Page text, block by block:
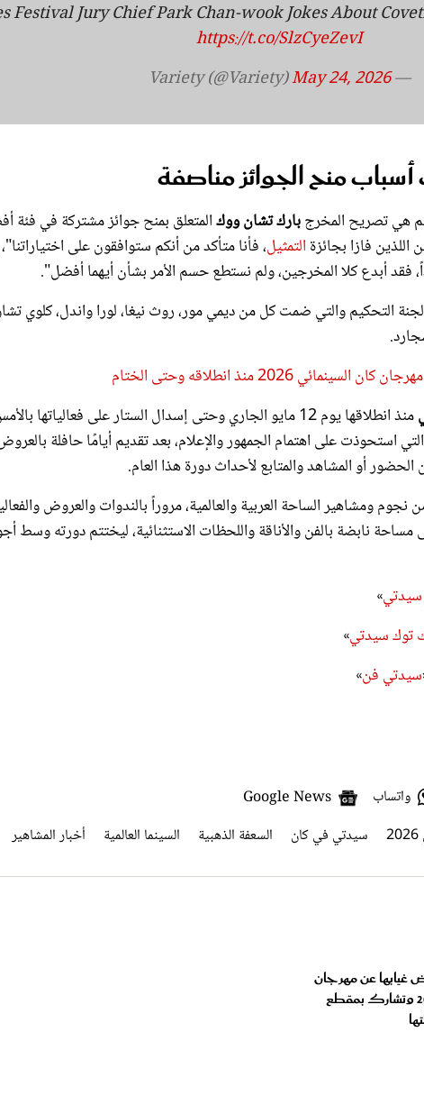
Festival Jury Chief Park Chan-wook Jokes About
https://t.co/SlzCyeZevI
— Variety (@Variety)
May 24, 2026
منح الجوائز مناصفة
هي تصريح المخرجبارك تشان ووكالمتعلق بمنح جوائز مشتركة في فئة
فازا بجائزة التمثيل، فأنا متأكد من أنكم ستوافقون على
فقد أبدع كلا المخرجين، ولم نستطع حسم الأمر بشأن أيهما أفضل".
التحكيم والتي ضمت كل من ديمي مور، روث نيغا، لورا واندل، كلوي
2026 منذ انطلاقه وحتى الختام
منذ انطلاقها يوم 12 مايو الجاري وحتى إسدال الستار على
استحوذت على اهتمام الجمهور والإعلام، بعد تقديم أيامًا حافلة
أو المشاهد والمتابع لأحداث دورة هذا العام.
ومشاهير الساحة العربية والعالمية، مروراً بالندوات والعروض
مساحة نابضة بالفن والأناقة واللحظات الاستثنائية، ليختتم دورته وسط
سيدتي»
توك سيدتي»
سيدتي فن»
واتساب
سيدتي في كان السعفة الذهبية السينما العالمية أخبار المشاهير
غيابها عن مهرجان
كان السينمائي 2026 وتشارك بمقطع